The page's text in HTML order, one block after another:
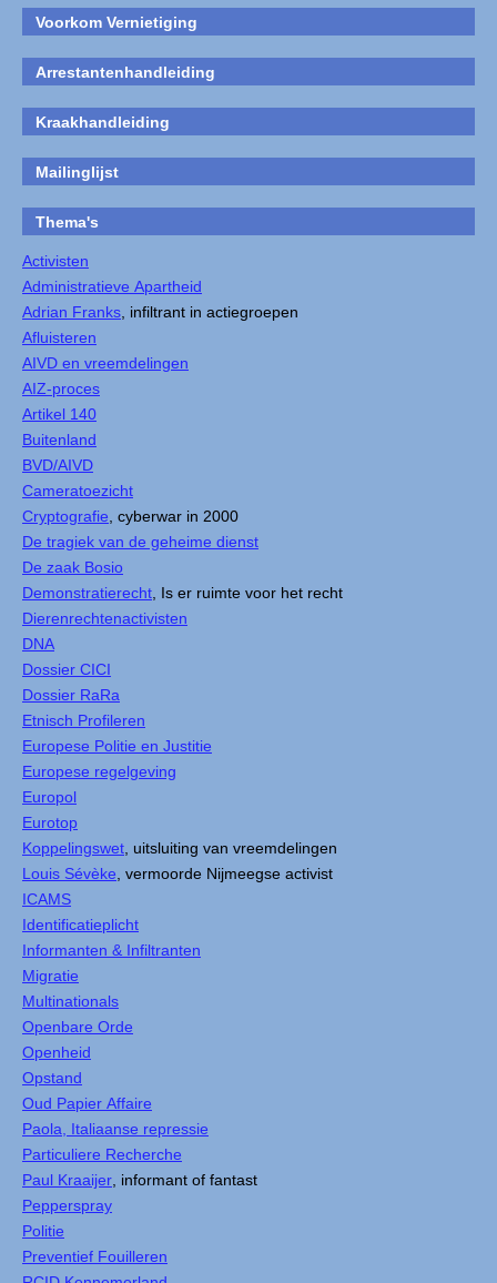
Voorkom Vernietiging
Arrestantenhandleiding
Kraakhandleiding
Mailinglijst
Thema's
Activisten
Administratieve Apartheid
Adrian Franks , infiltrant in actiegroepen
Afluisteren
AIVD en vreemdelingen
AIZ-proces
Artikel 140
Buitenland
BVD/AIVD
Cameratoezicht
Cryptografie , cyberwar in 2000
De tragiek van de geheime dienst
De zaak Bosio
Demonstratierecht , Is er ruimte voor het recht
Dierenrechtenactivisten
DNA
Dossier CICI
Dossier RaRa
Etnisch Profileren
Europese Politie en Justitie
Europese regelgeving
Europol
Eurotop
Koppelingswet , uitsluiting van vreemdelingen
Louis Sévèke , vermoorde Nijmeegse activist
ICAMS
Identificatieplicht
Informanten & Infiltranten
Migratie
Multinationals
Openbare Orde
Openheid
Opstand
Oud Papier Affaire
Paola, Italiaanse repressie
Particuliere Recherche
Paul Kraaijer , informant of fantast
Pepperspray
Politie
Preventief Fouilleren